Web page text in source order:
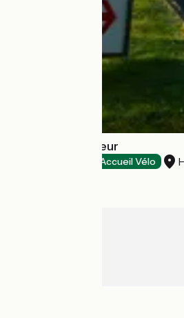
Hôtel Ibis Honfleur
Accueil Vélo